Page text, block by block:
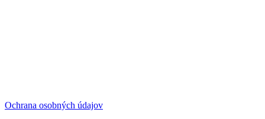
Ochrana osobných údajov